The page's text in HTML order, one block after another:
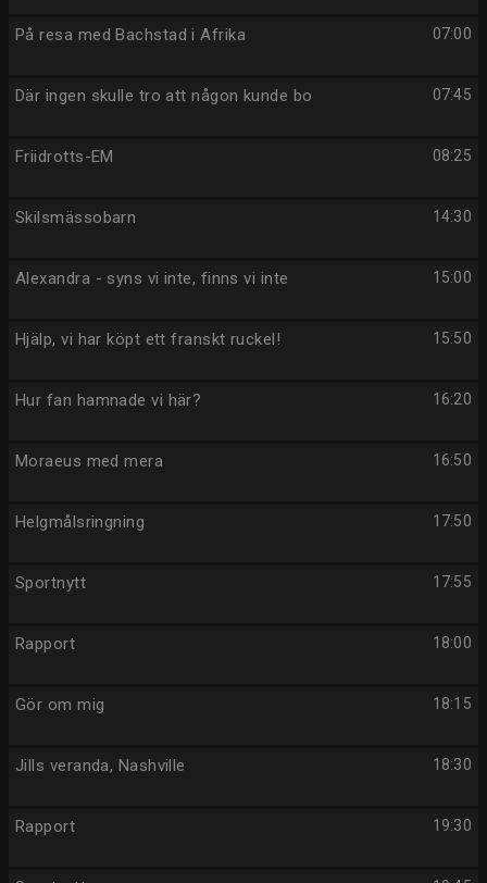
07:00
På resa med Bachstad i Afrika
07:45
Där ingen skulle tro att någon kunde bo
08:25
Friidrotts-EM
14:30
Skilsmässobarn
15:00
Alexandra - syns vi inte, finns vi inte
15:50
Hjälp, vi har köpt ett franskt ruckel!
16:20
Hur fan hamnade vi här?
16:50
Moraeus med mera
17:50
Helgmålsringning
17:55
Sportnytt
18:00
Rapport
18:15
Gör om mig
18:30
Jills veranda, Nashville
19:30
Rapport